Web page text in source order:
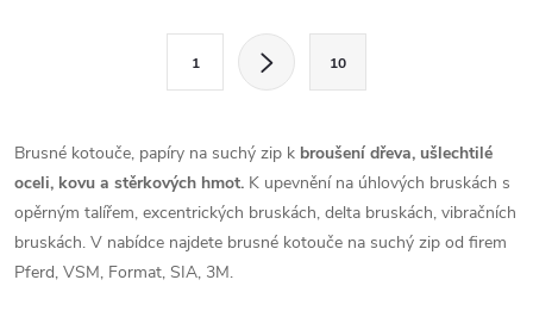
d
a
c
í
á
n
k
o
v
1 10
Brusné kotouče, papíry na suchý zip k broušení dřeva, ušlechtilé
oceli, kovu a stěrkových hmot. K upevnění na úhlových bruskách s
opěrným talířem, excentrických bruskách, delta bruskách, vibračních
bruskách. V nabídce najdete brusné kotouče na suchý zip od firem
Pferd, VSM, Format, SIA, 3M.